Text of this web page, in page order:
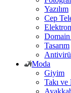
Yazılım
Cep
Tasarım
Moda
Giyim
Takı